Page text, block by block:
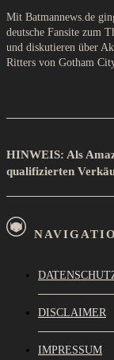
Mit Batmannews.de
deutsche Fansite zum
und diskutieren über
Ritters von Gotham
HINWEIS: Als
qualifizierten
DISCLAIMER
IMPRESSUM